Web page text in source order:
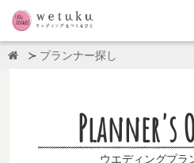
プランナー探し
Planner's
ウエディングプラ